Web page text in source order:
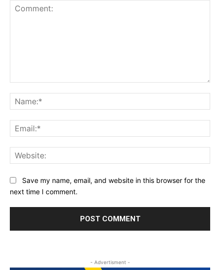
Save my name, email, and website in this browser for the
next time I comment.
- Advertisment -